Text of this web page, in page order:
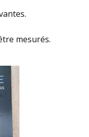
mesurés.